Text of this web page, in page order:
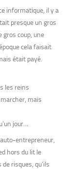
informatique, il y a
presque un gros
gros coup, une
cela faisait
était payé.
les reins
mais
jour…
entrepreneur,
hors du lit le
risques, qu’ils